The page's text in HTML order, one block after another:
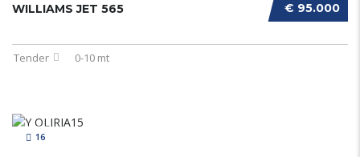
€ 95.000
WILLIAMS JET 565
Tender 0-10 mt
16